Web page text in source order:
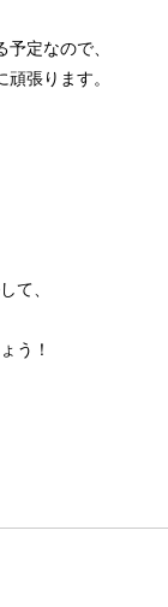
定なので、
張ります。
て、
う！